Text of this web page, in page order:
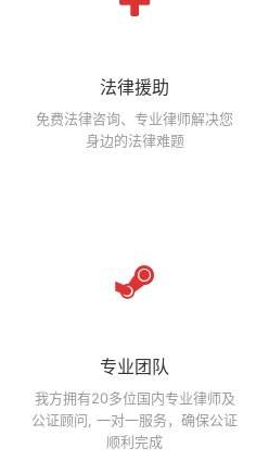
法律援助
免费法律咨询、专业律师解决您
身边的法律难题
专业团队
我方拥有20多位国内专业律师及
公证顾问, 一对一服务，确保公证
顺利完成